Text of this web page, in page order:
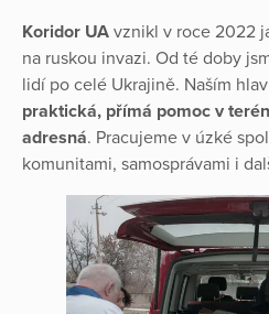
Koridor UA vznikl v roce 2022
na ruskou invazi. Od té doby
lidí po celé Ukrajině. Naším
praktická, přímá pomoc v
adresná. Pracujeme v úzké
komunitami, samosprávami i